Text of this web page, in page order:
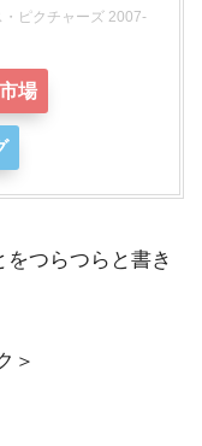
ピクチャーズ 2007-
場
つらつらと書き
＞